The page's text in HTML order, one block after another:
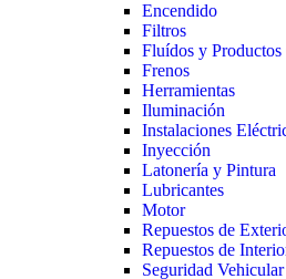
Encendido
Filtros
Fluídos y
Frenos
Herramientas
Iluminación
Instalaciones
Inyección
Latonería y Pintura
Lubricantes
Motor
Repuestos de
Repuestos de
Seguridad Vehicular